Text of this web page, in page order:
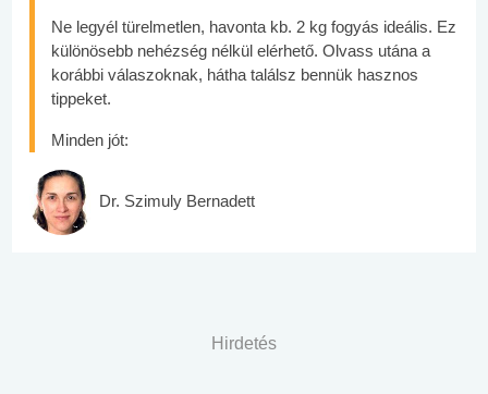
Ne legyél türelmetlen, havonta kb. 2 kg fogyás ideális. Ez
különösebb nehézség nélkül elérhető. Olvass utána a
korábbi válaszoknak, hátha találsz bennük hasznos
tippeket.
Minden jót:
Dr. Szimuly Bernadett
Hirdetés